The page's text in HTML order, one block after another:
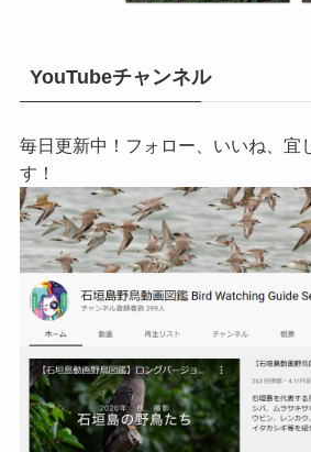
YouTubeチャンネル
毎日更新中！フォロー、いいね、宜
す！